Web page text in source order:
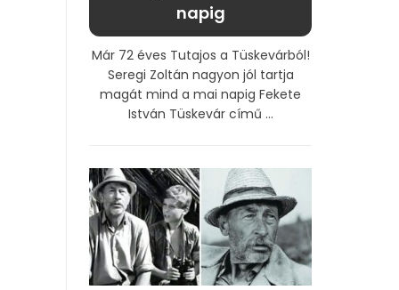
napig
Már 72 éves Tutajos a Tüskevárból!
Seregi Zoltán nagyon jól tartja
magát mind a mai napig Fekete
István Tüskevár című ...